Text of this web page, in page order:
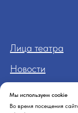
Мы используем cookie
Во время посещения
Лица театра
Новости
Участникам